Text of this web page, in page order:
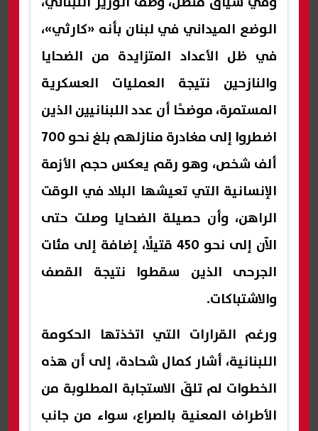
الوضع الميداني في لبنان بأنه «كارثي»،
في ظل الأعداد المتزايدة من الضحايا
والنازحين نتيجة العمليات العسكرية
المستمرة، موضحًا أن عدد اللبنانيين الذين
اضطروا إلى مغادرة منازلهم بلغ نحو 700
ألف شخص، وهو رقم يعكس حجم الأزمة
الإنسانية التي تعيشها البلاد في الوقت
الراهن، وأن حصيلة الضحايا وصلت حتى
الآن إلى نحو 450 قتيلًا، إضافة إلى مئات
الجرحى الذين سقطوا نتيجة القصف
والاشتباكات.
ورغم القرارات التي اتخذتها الحكومة
اللبنانية، أشار كمال شحادة، إلى أن هذه
الخطوات لم تلقَ الاستجابة المطلوبة من
الأطراف المعنية بالصراع، سواء من جانب